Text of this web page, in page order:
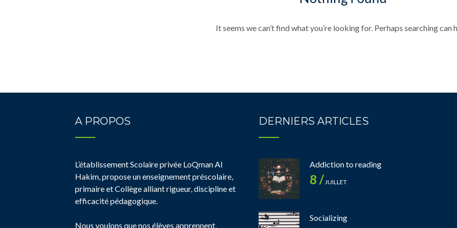
It seems we can’t find what you’re looking for. Perhaps searching can
A PROPOS
L’établissement Scolaire privée LoQman Al
Hakim, propose un enseignement préscolaire,
primaire et Collège alliant rigueur, discipline et
efficacité pédagogique.
Nous voulons que nos élèves apprennent,
DERNIERS ARTICLES
Addiction to reading
8 /JUILLET
Socializing